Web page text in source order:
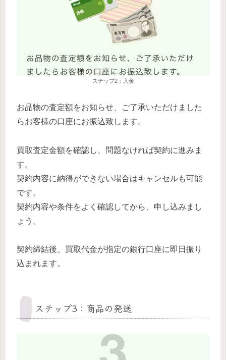
ステップ2：入金
お品物の査定額をお知らせ、ご了承いただけました
らお客様の口座にお振込致します。
買取査定金額を確認し、問題なければ契約に進みま
す。
契約内容に納得ができない場合はキャンセルも可能
です。
契約内容や条件をよく確認してから、申し込みまし
ょう。
契約締結後、買取代金が指定の銀行口座に即日振り
込まれます。
ステップ3：商品の発送